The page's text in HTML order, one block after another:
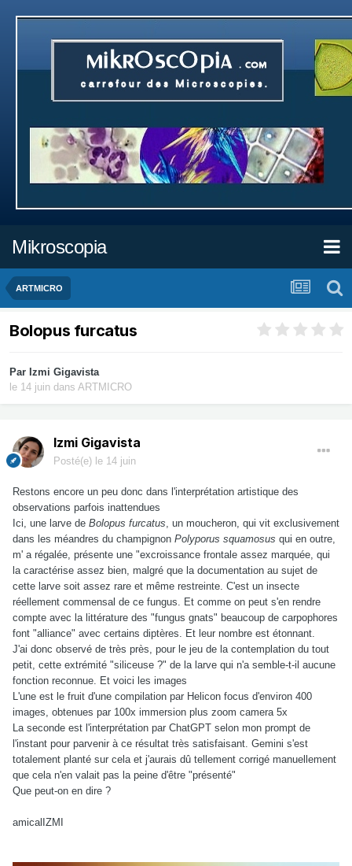
Mikroscopia
ARTMICRO
Bolopus furcatus
Par Izmi Gigavista
le 14 juin dans ARTMICRO
Izmi Gigavista
Posté(e) le 14 juin
Restons encore un peu donc dans l'interprétation artistique des
observations parfois inattendues
Ici, une larve de Bolopus furcatus, un moucheron, qui vit exclusivement
dans les méandres du champignon Polyporus squamosus qui en outre,
m' a régalée, présente une "excroissance frontale assez marquée, qui
la caractérise assez bien, malgré que la documentation au sujet de
cette larve soit assez rare et même restreinte. C'est un insecte
réellement commensal de ce fungus. Et comme on peut s'en rendre
compte avec la littérature des "fungus gnats" beaucoup de carpophores
font "alliance" avec certains diptères. Et leur nombre est étonnant.
J'ai donc observé de très près, pour le jeu de la contemplation du tout
petit, cette extrémité "siliceuse ?" de la larve qui n'a semble-t-il aucune
fonction reconnue. Et voici les images
L'une est le fruit d'une compilation par Helicon focus d'environ 400
images, obtenues par 100x immersion plus zoom camera 5x
La seconde est l'interprétation par ChatGPT selon mon prompt de
l'instant pour parvenir à ce résultat très satisfaisant. Gemini s'est
totalement planté sur cela et j'aurais dû tellement corrigé manuellement
que cela n'en valait pas la peine d'être "présenté"
Que peut-on en dire ?
amicalIZMI